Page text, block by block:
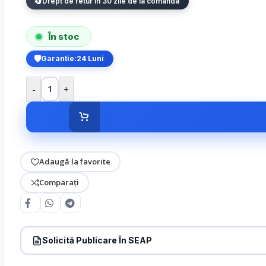
În stoc
Garantie:24 Luni
- +
Adaugă la favorite
Comparați
Solicită Publicare În SEAP